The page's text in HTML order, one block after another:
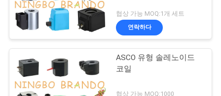
협상 가능 MOQ:1개 세트
연락하다
ASCO 유형 솔레노이드
코일
협상 가능 MOQ:1000